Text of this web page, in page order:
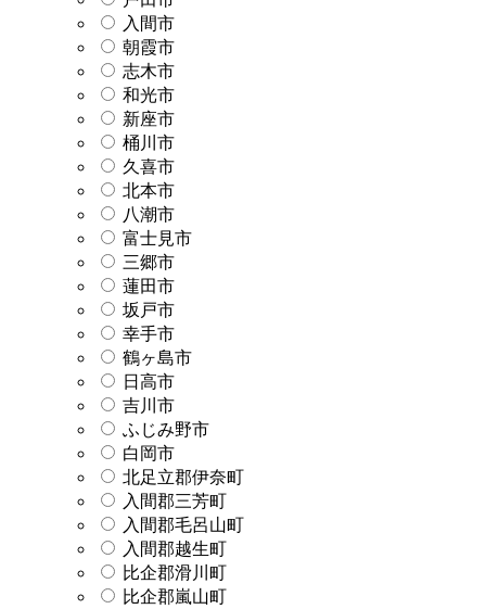
入間市
朝霞市
志木市
和光市
新座市
桶川市
久喜市
北本市
八潮市
富士見市
三郷市
蓮田市
坂戸市
幸手市
鶴ヶ島市
日高市
吉川市
ふじみ野市
白岡市
北足立郡伊奈町
入間郡三芳町
入間郡毛呂山町
入間郡越生町
比企郡滑川町
比企郡嵐山町